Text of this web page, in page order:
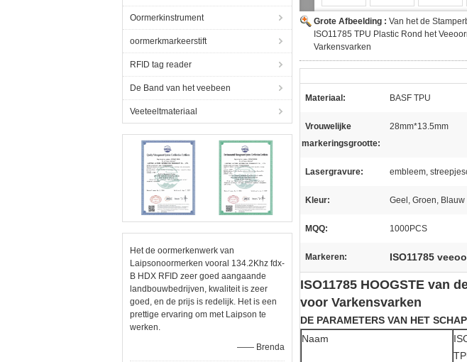
Oormerkinstrument
oormerkmarkeerstift
RFID tag reader
De Band van het veebeen
Veeteeltmateriaal
Het de oormerkenwerk van
Laipsonoormerken vooral 134.2Khz fdx-
B HDX RFID zeer goed aangaande
landbouwbedrijven, kwaliteit is zeer
goed, en de prijs is redelijk. Het is een
prettige ervaring om met Laipson te
werken.
—— Brenda
Grote Afbeelding : Van het de
ISO11785 TPU Plastic Rond het
Varkensvarken
Materiaal: BASF TPU
Vrouwelijke
markeringsgrootte:
28mm*13.5mm
Lasergravure: embleem,
Kleur: Geel, Groen, Blauw
MQQ: 1000PCS
Markeren: ISO11785
ISO11785 HOOGSTE van
voor Varkensvarken
DE PARAMETERS VAN HET
Naam